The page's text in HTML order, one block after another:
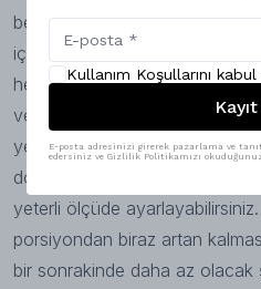
belirler. Ne kadar yem
içerisinde ihtiyaç duydukları
her zaman için suyu
vermenizde fayda vardır.
yemlerisuda çok daha çabuk
doğru miktarı ise kalan
yeterli ölçüde ayarlayabilirsiniz.
porsiyondan biraz artan
bir sonrakinde daha az olacak
Kullanım Koşullarını
E-posta adresinizi girerek pazarlama ve
edersiniz ve Gizlilik Politikamızı